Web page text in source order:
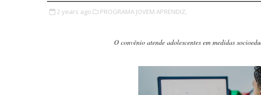
2 years ago PROGRAMA JOVEM APRENDIZ,
O convênio atende adolescentes em medidas